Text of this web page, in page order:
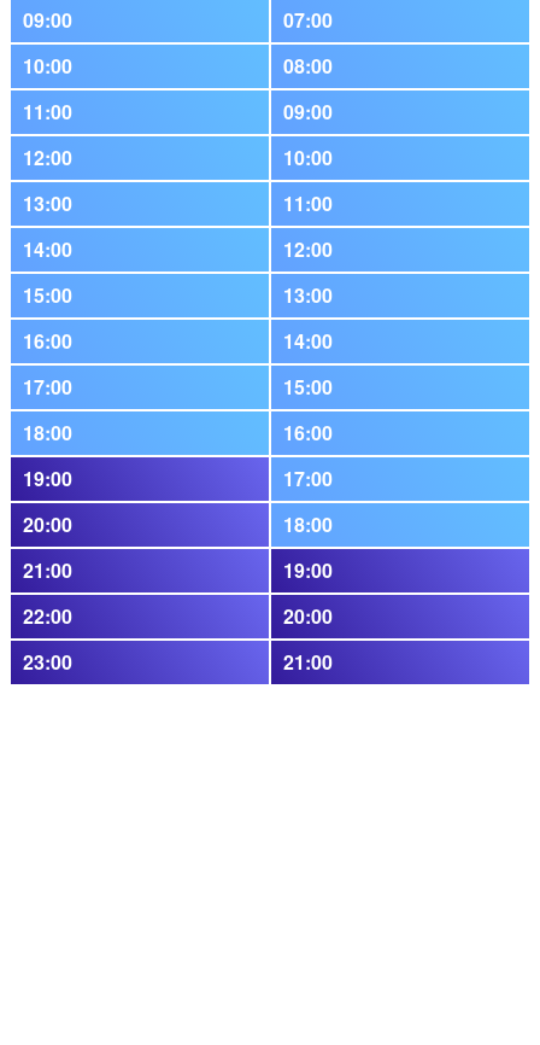
09:00
07:00
10:00
08:00
11:00
09:00
12:00
10:00
13:00
11:00
14:00
12:00
15:00
13:00
16:00
14:00
17:00
15:00
18:00
16:00
19:00
17:00
20:00
18:00
21:00
19:00
22:00
20:00
23:00
21:00